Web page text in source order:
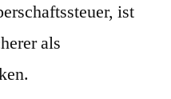
ist
als